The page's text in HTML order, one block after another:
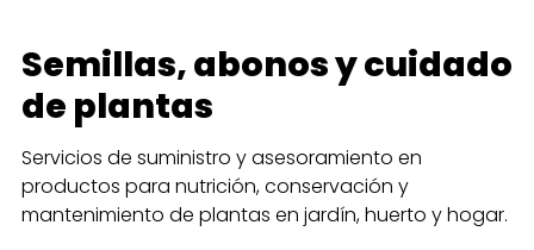
Semillas, abonos y cuidado
de plantas
Servicios de suministro y asesoramiento en
productos para nutrición, conservación y
mantenimiento de plantas en jardín, huerto y hogar.